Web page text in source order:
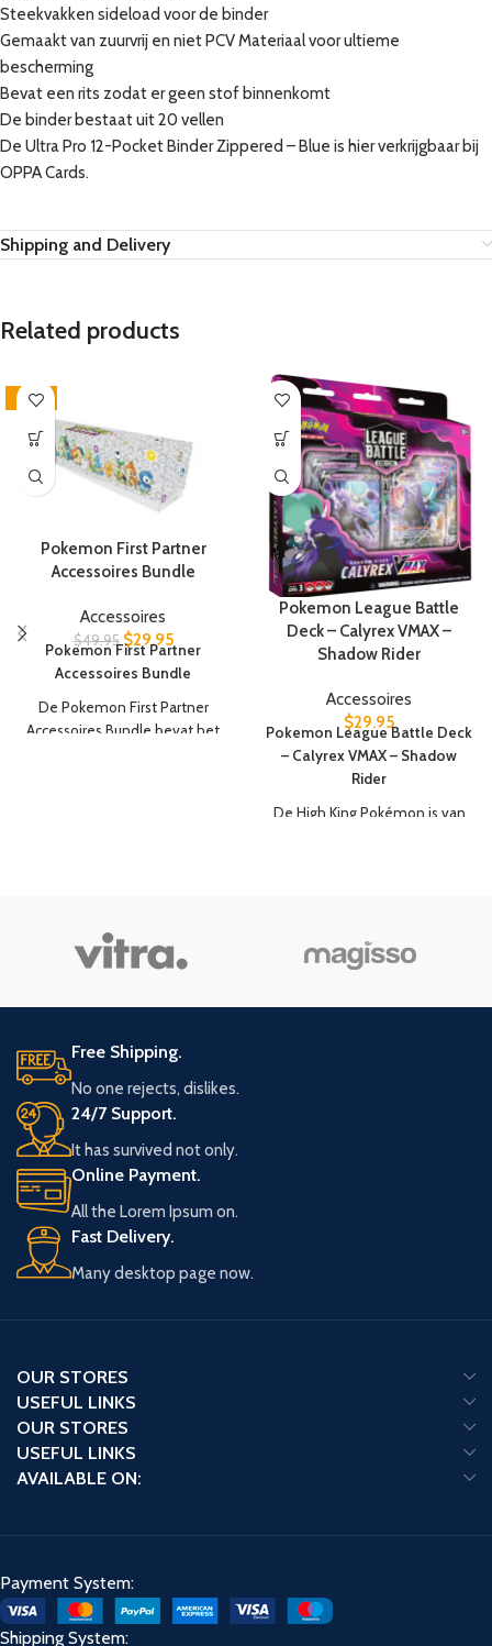
Steekvakken sideload voor de binder
Gemaakt van zuurvrij en niet PCV Materiaal voor ultieme
bescherming
Bevat een rits zodat er geen stof binnenkomt
De binder bestaat uit 20 vellen
De Ultra Pro 12-Pocket Binder Zippered – Blue is hier verkrijgbaar bij
OPPA Cards.
Shipping and Delivery
Related products
-40%
Pokemon First Partner
Accessoires Bundle
Accessoires
$49.95$29.95
Pokemon First Partner
Accessoires Bundle
De Pokemon First Partner
Accessoires Bundle bevat het
700 kaarten in hoezen
Pokemon League Battle
Deck – Calyrex VMAX –
Shadow Rider
Accessoires
$29.95
Pokemon League Battle Deck
– Calyrex VMAX – Shadow
Rider
De High King Pokémon is van
een hele reeks kaarten,
waaronder premium foilkaarten,
foilkaarten met Shadow Rider
Calyrex VMAX, 1 deck box, 2 coin
condition markers, 6 damage-
strategieën te leren en een
Trading Card Game Live.
Free Shipping.
No one rejects, dislikes.
24/7 Support.
It has survived not only.
Online Payment.
All the Lorem Ipsum on.
Fast Delivery.
Many desktop page now.
OUR STORES
USEFUL LINKS
OUR STORES
USEFUL LINKS
AVAILABLE ON:
Payment System:
Shipping System: